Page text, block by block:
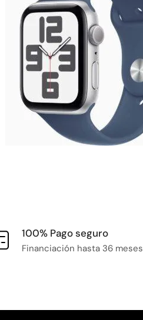
100% Pago seguro
Financiación hasta 36 meses